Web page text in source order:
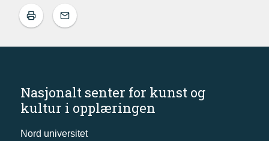
Nasjonalt senter for kunst og
kultur i opplæringen
Nord universitet